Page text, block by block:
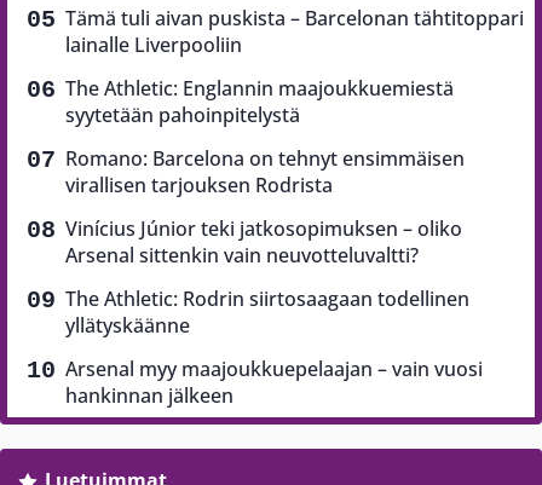
virallisen tarjouksen Rodrista
Vinícius Júnior teki jatkosopimuksen – oliko
Arsenal sittenkin vain neuvotteluvaltti?
The Athletic: Rodrin siirtosaagaan todellinen
yllätyskäänne
Arsenal myy maajoukkuepelaajan – vain vuosi
hankinnan jälkeen
Luetuimmat
Liverpoolin yllätyshankinnasta paljastui uusi
käänne
Romano: Nottingham Forest nappasi himoitun
huippulupauksen